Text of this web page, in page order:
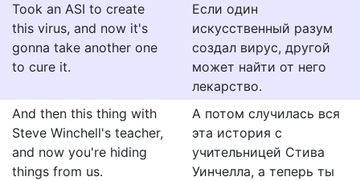
Took an ASI to create
this virus, and now it's
gonna take another one
to cure it.
Если один
искусственный разум
создал вирус, другой
может найти от него
лекарство.
And then this thing with
Steve Winchell's teacher,
and now you're hiding
things from us.
А потом случилась вся
эта история с
учительницей Стива
Уинчелла, а теперь ты